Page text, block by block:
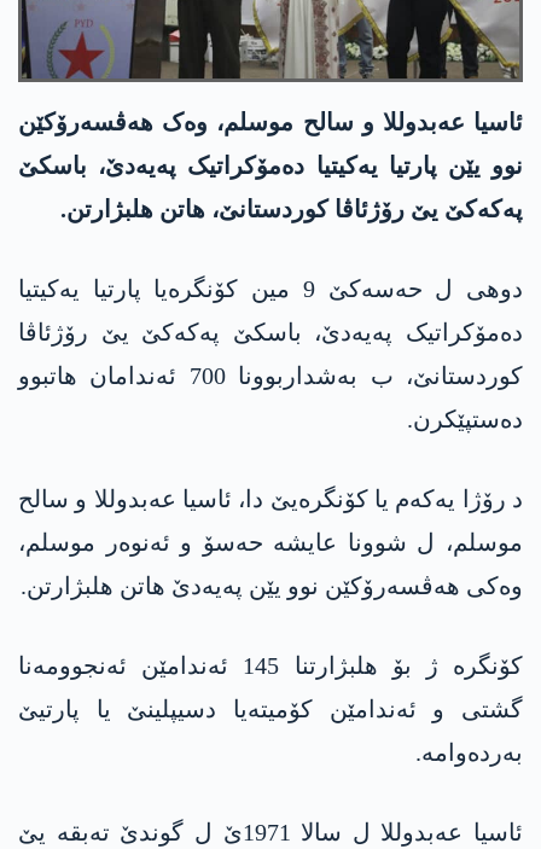
ئاسیا عه‌بدوللا و سالح موسلم، وەک هەڤسەرۆکێن
نوو یێن پارتیا یەکیتیا دەمۆکراتیک په‌یه‌دێ، باسكێ
په‌كه‌كێ یێ رۆژئاڤا كوردستانێ، هاتن هلبژارتن.
دوهی ل حەسەکێ 9 مین کۆنگرەیا پارتیا یەکیتیا
دەمۆکراتیک په‌یه‌دێ، باسكێ په‌كه‌كێ یێ رۆژئاڤا
كوردستانێ، ب بەشداربوونا 700 ئه‌ندامان هاتبوو
دەستپێکرن.
د رۆژا یەکەم یا کۆنگرەیێ دا، ئاسیا عه‌بدوللا و سالح
موسلم، ل شوونا عایشه‌ حه‌سۆ و ئەنوەر موسلم،
وەکی هەڤسەرۆکێن نوو یێن په‌یه‌دێ هاتن هلبژارتن.
کۆنگره‌ ژ بۆ هلبژارتنا 145 ئەندامێن ئەنجوومەنا
گشتی و ئەندامێن کۆمیتەیا دسیپلینێ یا پارتیێ
بەردەوامه‌.
ئاسیا عه‌بدوللا ل سالا 1971ێ ل گوندێ تەبقە یێ